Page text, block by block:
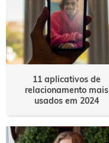
11 aplicativos de
relacionamento mais
usados em 2024